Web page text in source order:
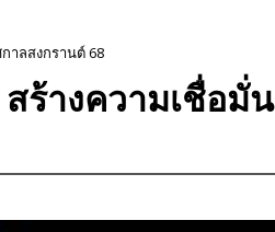
าลสงกรานต์ 68
ร้างความเชื่อมั่น